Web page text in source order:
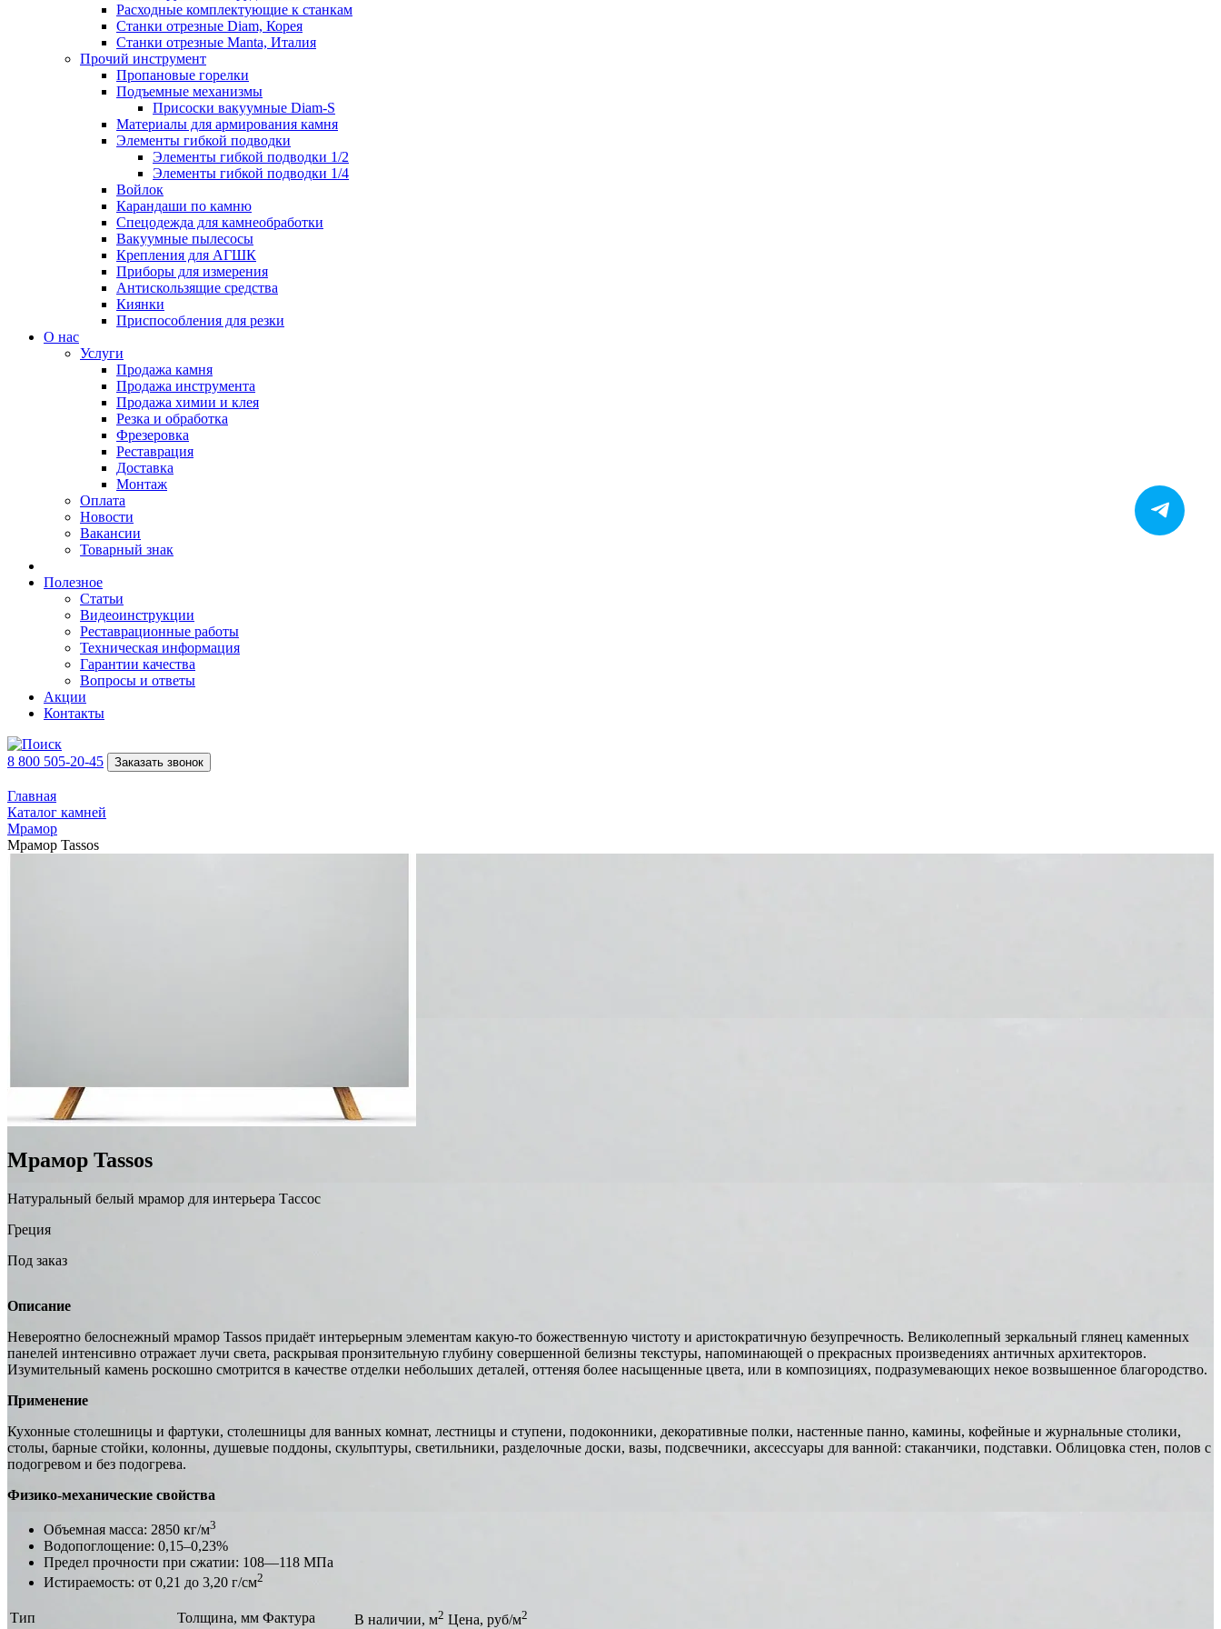
Расходные комплектующие к станкам
Станки отрезные Diam, Корея
Станки отрезные Manta, Италия
Прочий инструмент
Пропановые горелки
Подъeмные механизмы
Присоски вакуумные Diam-S
Материалы для армирования камня
Элементы гибкой подводки
Элементы гибкой подводки 1/2
Элементы гибкой подводки 1/4
Войлок
Карандаши по камню
Спецодежда для камнеобработки
Вакуумные пылесосы
Крепления для АГШК
Приборы для измерения
Антискользящие средства
Киянки
Приспособления для резки
О нас
Услуги
Продажа камня
Продажа инструмента
Продажа химии и клея
Резка и обработка
Фрезеровка
Реставрация
Доставка
Монтаж
Оплата
Новости
Вакансии
Товарный знак
Полезное
Статьи
Видеоинструкции
Реставрационные работы
Техническая информация
Гарантии качества
Вопросы и ответы
Акции
Контакты
8 800 505-20-45 Заказать звонок
Главная
Каталог камней
Мрамор
Мрамор Tassos
Мрамор Tassos
Натуральный белый мрамор для интерьера Тассос
Греция
Под заказ
Описание
Невероятно белоснежный мрамор Tassos придаёт интерьерным элементам какую-то божественную чистоту и аристократичную безупречность. Великолепный зеркальный глянец каменных
панелей интенсивно отражает лучи света, раскрывая пронзительную глубину совершенной белизны текстуры, напоминающей о прекрасных произведениях античных архитекторов.
Изумительный камень роскошно смотрится в качестве отделки небольших деталей, оттеняя более насыщенные цвета, или в композициях, подразумевающих некое возвышенное благородство.
Применение
Кухонные столешницы и фартуки, столешницы для ванных комнат, лестницы и ступени, подоконники, декоративные полки, настенные панно, камины, кофейные и журнальные столики,
столы, барные стойки, колонны, душевые поддоны, скульптуры, светильники, разделочные доски, вазы, подсвечники, аксессуары для ванной: стаканчики, подставки. Облицовка стен, полов с
подогревом и без подогрева.
Физико-механические свойства
Объемная масса: 2850 кг/м3
Водопоглощение: 0,15–0,23%
Предел прочности при сжатии: 108—118 МПа
Истираемость: от 0,21 до 3,20 г/см2
Тип Толщина, мм Фактура В наличии, м2 Цена, руб/м2